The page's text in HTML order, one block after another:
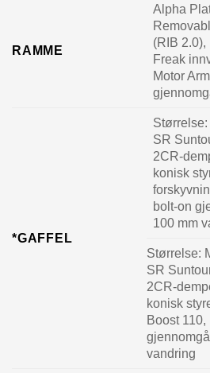
RAMME
Alpha
(RIB
Freak
Motor
*GAFFEL
Størrelse:
SR
2CR-
konisk
bolt-on
100 mm
Størrelse:
SR
2CR-
konisk
Boost 110,
vandring